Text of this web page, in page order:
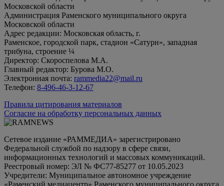
Московской области
Администрация Раменского муниципального округа
Московской области
Адрес редакции: Московская область, г.
Раменское, городской парк, стадион «Сатурн», западная
трибуна, строение ¼
Директор: Скороспелова М.А.
Главный редактор: Бурова М.О.
Электронная почта: rammedia22@mail.ru
Телефон: 8-496-46-3-12-67
Правила цитирования материалов
Согласие на обработку персональных данных
Сетевое издание «РАММЕДИА» зарегистрировано
Федеральной службой по надзору в сфере связи,
информационных технологий и массовых коммуникаций.
Реестровый номер: ЭЛ № ФС77-85277 от 10.05.2023
Учредители: Муниципальное автономное учреждение
«Раменский медиацентр» Раменского муниципального округа